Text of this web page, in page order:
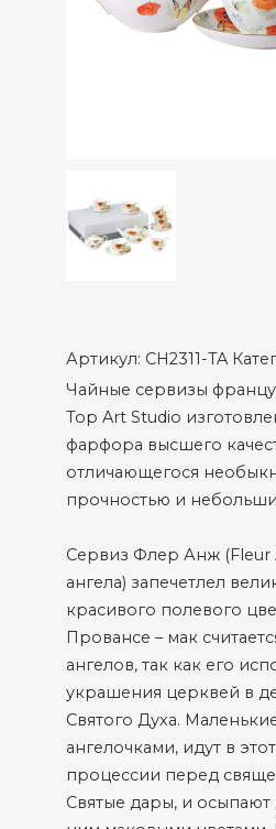
Артикул: CH2311-TA
Чайные сервизы
Top Art Studio
фарфора высшего
отличающегося
прочностью и
Сервиз Флер Анж (Fleur
ангела) запечетлел
красивого полевого
Провансе – мак
ангелов, так как его
украшения церквей в
Святого Духа.
ангелочками, идут в
процессии перед
Святые дары, и